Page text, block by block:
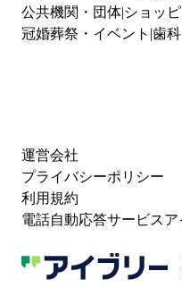
公共機関・団体 ショッ
冠婚葬祭・イベント 歯科
運営会社
プライバシーポリシー
利用規約
電話自動応答サービスア